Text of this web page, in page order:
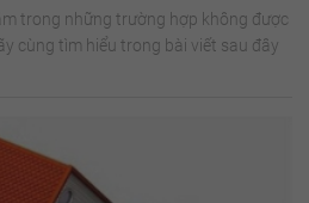
trong những trường hợp không được
cùng tìm hiểu trong bài viết sau đây